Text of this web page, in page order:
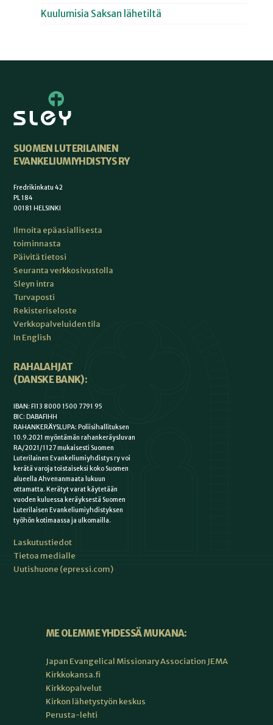
Kuulumisia Saksan lähetiltä
SUOMEN LUTERILAINEN
EVANKELIUMIYHDISTYS RY
Fredrikinkatu 42
PL 184
00181 HELSINKI
Ilmoita epäasiallisesta
toiminnasta
Päivitä tietosi
Seuranta verkkosivustolla
Sleyn intra
Turvaposti
Rekisteriseloste
Verkkopalveluiden tila
In English
RAHALAHJAT
(DANSKE BANK):
IBAN: FI13 8000 1500 7791 95
BIC: DABAFIHH
RAHANKERÄYSLUPA: Poliisihallituksen
10.9.2021 myöntämän rahankeräysluvan
RA/2021/1127 mukaisesti Suomen
Luterilainen Evankeliumiyhdistys ry voi
kerätä varoja toistaiseksi koko Suomen
alueella Ahvenanmaata lukuun
ottamatta. Kerätyt varat käytetään
vuoden kuluessa keräyksestä Suomen
Luterilaisen Evankeliumiyhdistyksen
työhön kotimaassa ja ulkomailla.
Laskutustiedot
Tietoa medialle
Uutishuone (epressi.com)
ME OLEMME YHDESSÄ MUKANA:
Japan Evangelical Missionary Association JEMA
Kirkkokansa.fi
Kirkkopalvelut
Kirkon lähetystyön keskus
Perusta-lehti